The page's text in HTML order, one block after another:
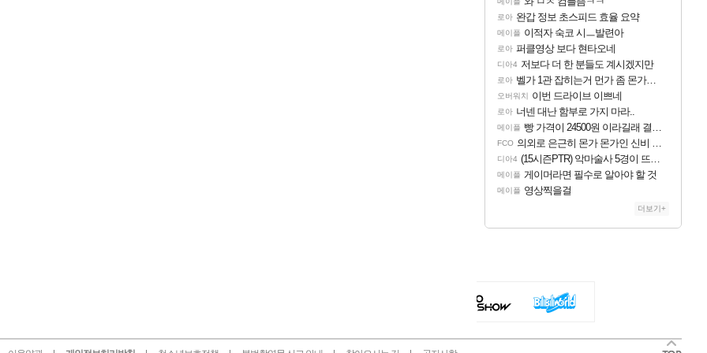
로아 완갑 정보 초스피드 효율 요약
메이플 이적자 숙코 시ㅡ발련아
로아 퍼클영상 보다 현타오네
디아4 저보다 더 한 분들도 계시겠지만
로아 벨가 1관 잡히는거 먼가 좀 몬가몬가네..
오버워치 이번 드라이브 이쁘네
로아 너넨 대난 함부로 가지 마라..
메이플 빵 가격이 24500원 이라길래 결제 취소하고 나왔다
FCO 의외로 은근히 몬가 몬가인 신비 치어리더
디아4 (15시즌PTR) 악마술사 5경이 뜨네요
메이플 게이머라면 필수로 알아야 할 것
메이플 영상찍을걸
더보기+